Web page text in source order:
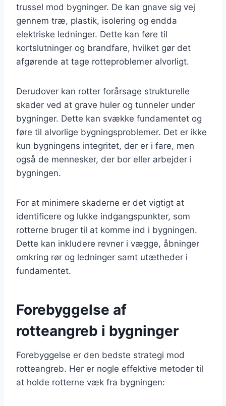
trussel mod bygninger. De kan gnave sig vej
gennem træ, plastik, isolering og endda
elektriske ledninger. Dette kan føre til
kortslutninger og brandfare, hvilket gør det
afgørende at tage rotteproblemer alvorligt.
Derudover kan rotter forårsage strukturelle
skader ved at grave huler og tunneler under
bygninger. Dette kan svække fundamentet og
føre til alvorlige bygningsproblemer. Det er ikke
kun bygningens integritet, der er i fare, men
også de mennesker, der bor eller arbejder i
bygningen.
For at minimere skaderne er det vigtigt at
identificere og lukke indgangspunkter, som
rotterne bruger til at komme ind i bygningen.
Dette kan inkludere revner i vægge, åbninger
omkring rør og ledninger samt utætheder i
fundamentet.
Forebyggelse af
rotteangreb i bygninger
Forebyggelse er den bedste strategi mod
rotteangreb. Her er nogle effektive metoder til
at holde rotterne væk fra bygningen: